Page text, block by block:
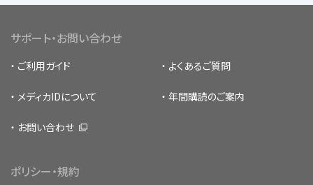
サポート・お問い合わせ
ご利用ガイド よくあるご質問
メディカIDについて 年間購読のご案内
お問い合わせ
ポリシー・規約